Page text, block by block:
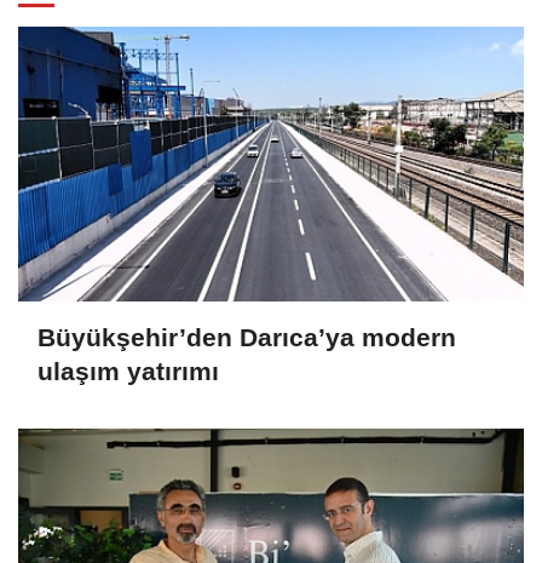
Büyükşehir’den Darıca’ya modern
ulaşım yatırımı